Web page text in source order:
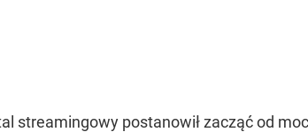
streamingowy postanowił zacząć od